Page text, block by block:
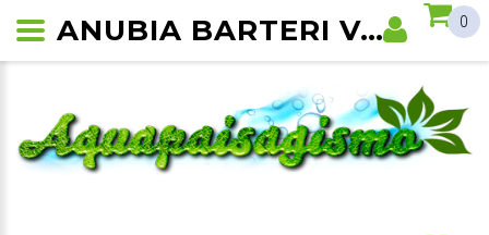
0
ANUBIA BARTERI VAR. NANA